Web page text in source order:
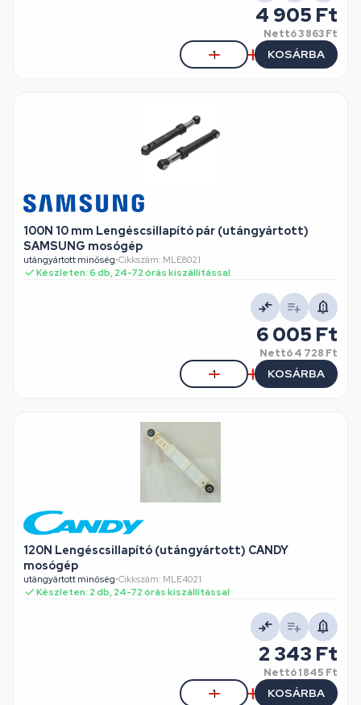
4 905 Ft
Nettó3 863 Ft
KOSÁRBA
100N 10 mm Lengéscsillapító pár (utángyártott)
SAMSUNG mosógép
utángyártott minőség•Cikkszám: MLE8021
Készleten: 6 db, 24-72 órás kiszállítással
6 005 Ft
Nettó4 728 Ft
KOSÁRBA
120N Lengéscsillapító (utángyártott) CANDY
mosógép
utángyártott minőség•Cikkszám: MLE4021
Készleten: 2 db, 24-72 órás kiszállítással
2 343 Ft
Nettó1 845 Ft
KOSÁRBA